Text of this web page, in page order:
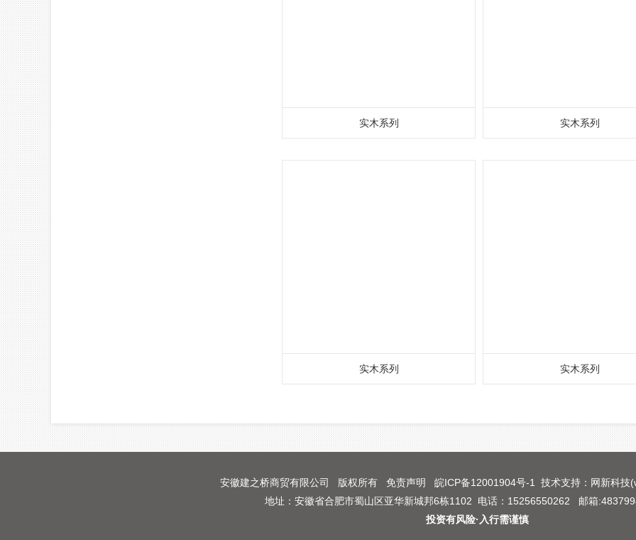
实木系列 实木系列
实木系列 实木系列
安徽建之桥商贸有限公司 版权所有 免责声明 皖ICP备12001904号-1 技术支持 ： 网新科技(
地址：安徽省合肥市蜀山区亚华新城邦6栋1102 电话：15256550262 邮箱
投资有风险·入行需谨慎